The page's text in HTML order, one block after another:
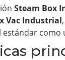
Steam Box
Vac Industrial
estándar